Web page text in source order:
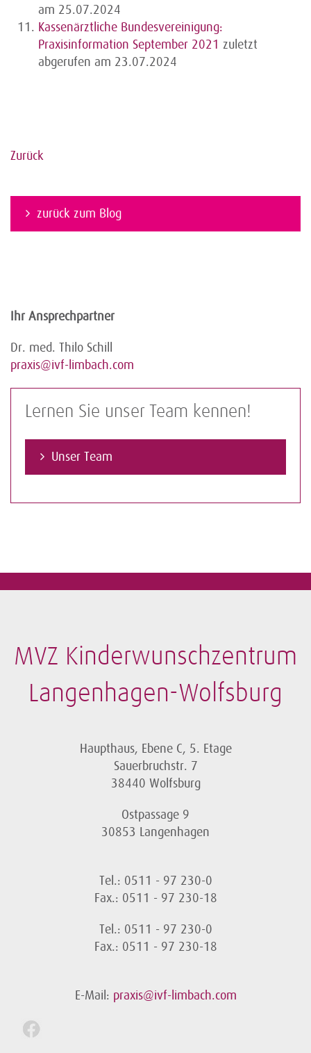
am 25.07.2024
Kassenärztliche Bundesvereinigung:
Praxisinformation September 2021 zuletzt
abgerufen am 23.07.2024
Zurück
zurück zum Blog
Ihr Ansprechpartner
Dr. med. Thilo Schill
praxis@ivf-limbach.com
Lernen Sie unser Team kennen!
Unser Team
MVZ Kinderwunschzentrum
Langenhagen-Wolfsburg
Haupthaus, Ebene C, 5. Etage
Sauerbruchstr. 7
38440 Wolfsburg
Ostpassage 9
30853 Langenhagen
Tel.: 0511 - 97 230-0
Fax.: 0511 - 97 230-18
Tel.: 0511 - 97 230-0
Fax.: 0511 - 97 230-18
E-Mail: praxis@ivf-limbach.com